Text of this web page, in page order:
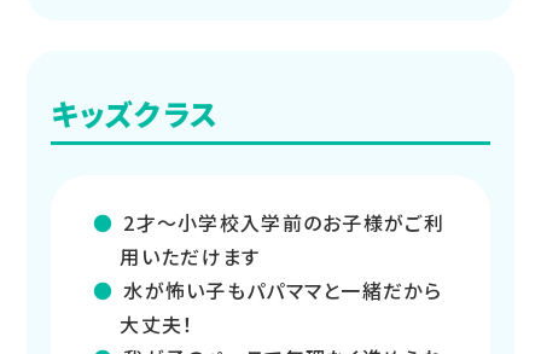
キッズクラス
2才～小学校入学前のお子様がご利
用いただけます
水が怖い子もパパママと一緒だから
大丈夫！